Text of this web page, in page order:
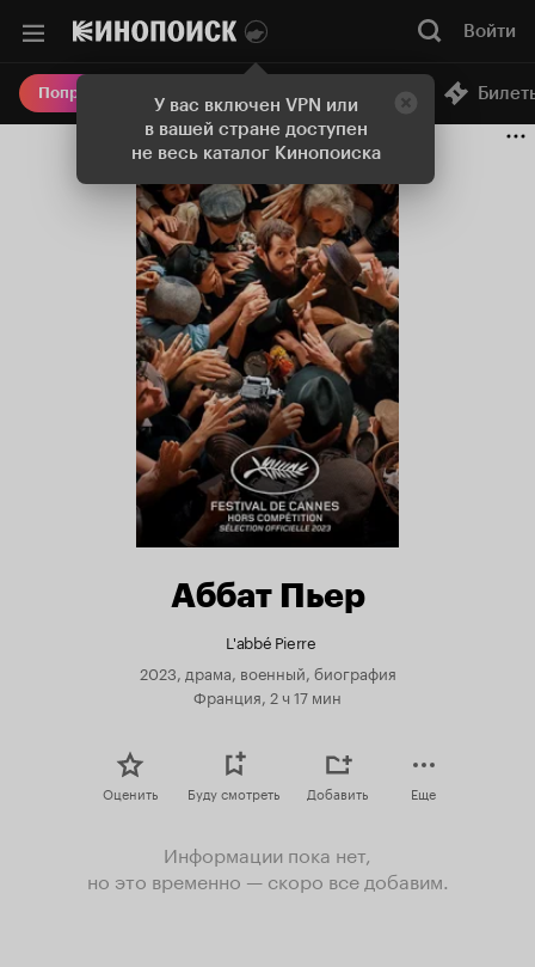
У вас включен VPN или
в вашей стране доступен
не весь каталог Кинопоиска
Войти
Попробовать Плюс Онлайн-кинотеатр
Аббат Пьер
L'abbé Pierre
2023, драма, военный, биография
Франция, 2 ч 17 мин
Оценить Буду смотреть Добавить Еще
Информации пока нет,
но это временно — скоро все добавим.